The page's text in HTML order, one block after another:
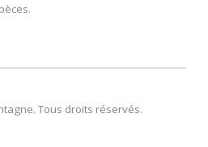
pour l'exercice
Tous droits réservés.